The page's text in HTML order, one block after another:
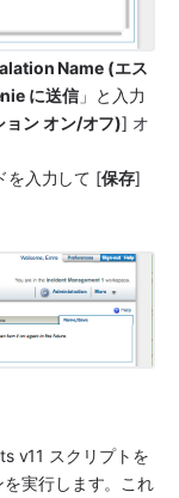
Name (エス
に送信 」と入力
ン オン/オフ)] オ
を入力して [保存]
v11 スクリプトを
実行します。これ